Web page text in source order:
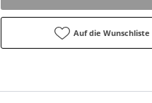
Auf die Wunschliste